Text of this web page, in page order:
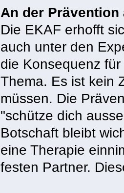
An der
Die EKAF erhofft
auch unter den
die Konsequenz
Thema. Es ist kein
müssen. Die
"schütze dich
Botschaft bleibt
eine Therapie
festen Partner.